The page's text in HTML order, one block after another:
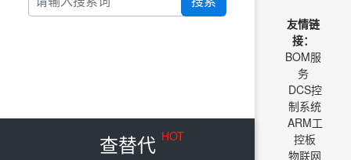
查替代 HOT
友情链
接：
BOM服
务
DCS控
制系统
ARM工
控板
物联网